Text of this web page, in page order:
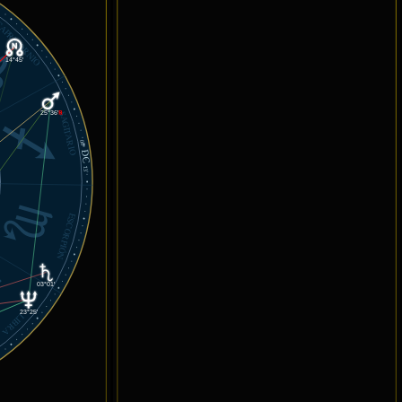
08°
DC
13'
LIBRA
ESCORPIÓN
SAGITARIO
CAPRICORNIO
25°36'℞
03°01'
23°25'
14°45'